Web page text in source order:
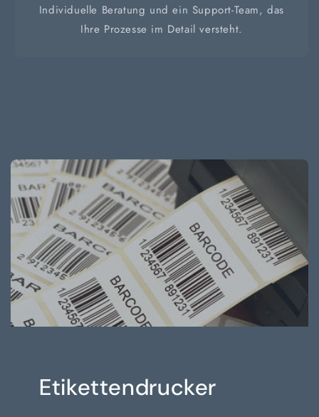
Individuelle Beratung und ein Support-Team, das
Ihre Prozesse im Detail versteht.
Etikettendrucker